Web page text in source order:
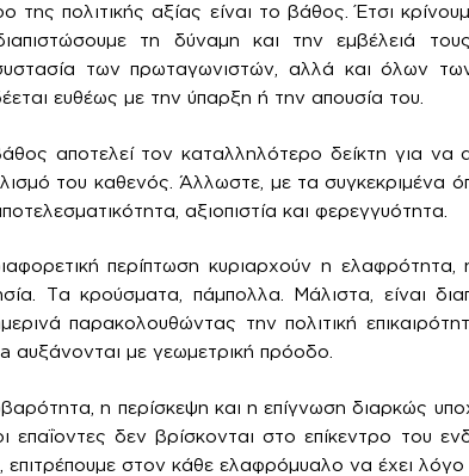
της πολιτικής αξίας είναι το βάθος. Έτσι
τη δύναμη και την εμβέλειά
των πρωταγωνιστών, αλλά και όλων
ευθέως με την ύπαρξη ή την απουσία του.
αποτελεί τον καταλληλότερο δείκτη για να
του καθενός. Άλλωστε, με τα συγκεκριμένα
αξιοπιστία και φερεγγυότητα.
περίπτωση κυριαρχούν η
Τα κρούσματα, πάμπολλα. Μάλιστα, είναι
παρακολουθώντας την πολιτική
αυξάνονται με γεωμετρική πρόοδο.
η περίσκεψη και η επίγνωση διαρκώς
επαΐοντες δεν βρίσκονται στο επίκεντρο του
επιτρέπουμε στον κάθε ελαφρόμυαλο να έχει λόγο